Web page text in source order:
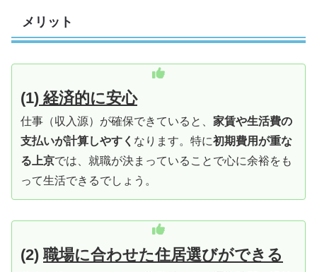
メリット
(1) 経済的に安心
仕事（収入源）が確保できていると、 家賃や生活費の
支払いが計算しやすく なります。特に初期費用が重な
る上京では、就職が決まっていることで心に余裕をも
って生活できるでしょう。
(2) 職場に合わせた住居選びができる